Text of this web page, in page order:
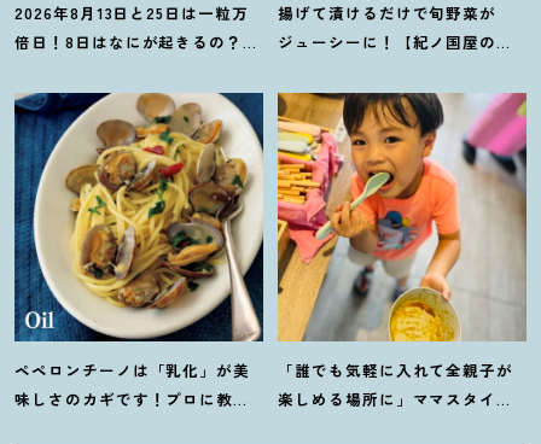
2026年8月13日と25日は一粒万
倍日 ！ 8日はなにが起きるの ？吉
揚げて漬けるだけで旬野菜が
ジューシーに ！
【紀ノ国屋のつ
シピ
ペペロンチーノは「乳化」が美
味しさのカギです ！ プロに教わ
「誰でも気軽に入れて全親子が
楽しめる場所に」ママスタイリ